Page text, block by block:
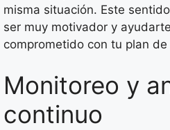
misma situación. Este
ser muy motivador y
comprometido con tu plan
Monitoreo y
continuo